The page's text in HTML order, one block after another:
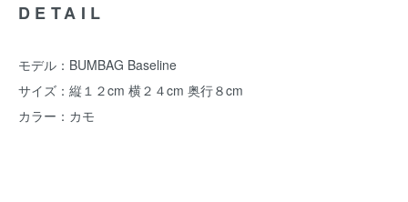
DETAIL
モデル：BUMBAG Baseline
サイズ：縦１２cm 横２４cm 奥行８cm
カラー：カモ